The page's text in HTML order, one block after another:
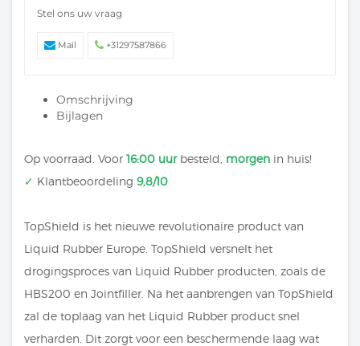
Stel ons uw vraag
Mail +31297587866
Omschrijving
Bijlagen
Op voorraad. Voor 16:00 uurbesteld, morgen in huis!
✓ Klantbeoordeling 9,8/10
TopShield is het nieuwe revolutionaire product van
Liquid Rubber Europe. TopShield versnelt het
drogingsproces van Liquid Rubber producten, zoals de
HBS200 en Jointfiller. Na het aanbrengen van TopShield
zal de toplaag van het Liquid Rubber product snel
verharden. Dit zorgt voor een beschermende laag wat